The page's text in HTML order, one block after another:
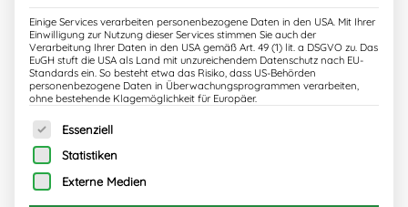
Einige Services verarbeiten personenbezogene Daten in den USA. Mit Ihrer
Einwilligung zur Nutzung dieser Services stimmen Sie auch der
Verarbeitung Ihrer Daten in den USA gemäß Art. 49 (1) lit. a DSGVO zu. Das
EuGH stuft die USA als Land mit unzureichendem Datenschutz nach EU-
Standards ein. So besteht etwa das Risiko, dass US-Behörden
personenbezogene Daten in Überwachungsprogrammen verarbeiten,
ohne bestehende Klagemöglichkeit für Europäer.
Es folgt eine Liste der Service-Gruppen, für die eine
Essenziell
Statistiken
Externe Medien